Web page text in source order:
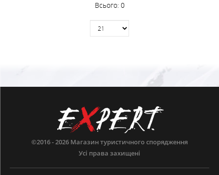
Всього: 0
©2016 - 2026 Магазин туристичного спорядження
Усі права захищені